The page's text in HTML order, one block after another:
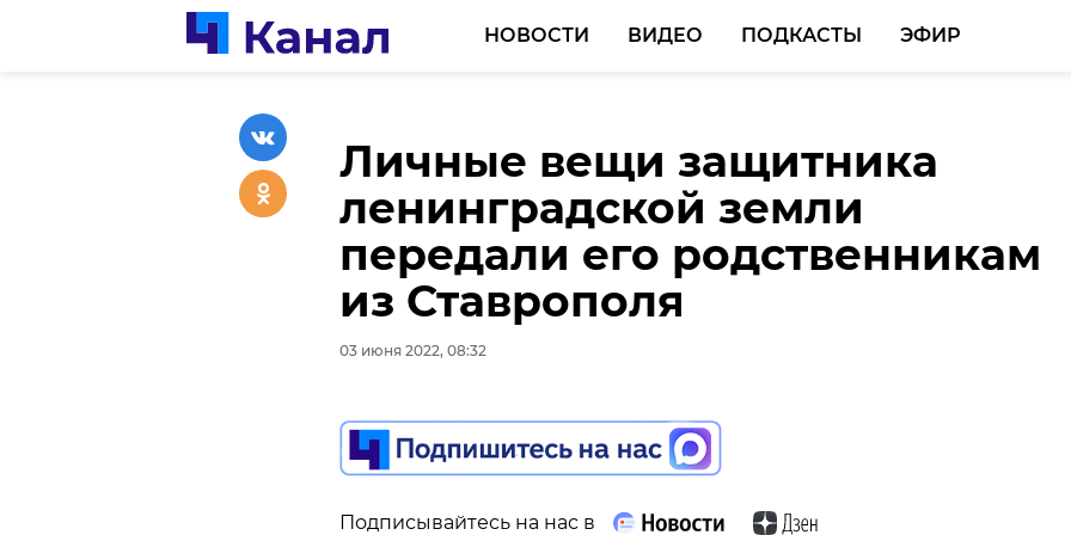
НОВОСТИ ВИДЕО ПОДКАСТЫ ЭФИР
Личные вещи защитника
ленинградской земли
передали его родственникам
из Ставрополя
03 июня 2022, 08:32
Подписывайтесь на нас в
Кратковременные дожди и
прохлада: погода в
3 июня
03 июня 2022, 08:10
Подписывайтесь на нас в
В Малом Верево могут
пять жилых кварталов с
малоэтажной застройкой
03 июня 2022, 07:47
Подписывайтесь на нас в